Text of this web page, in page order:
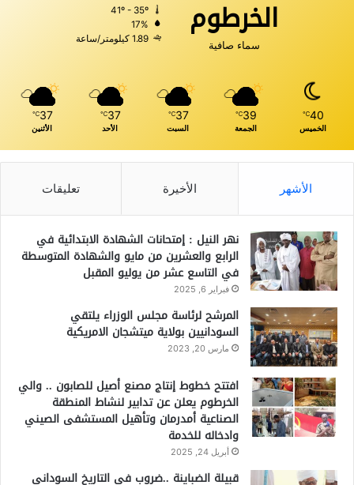
الخرطوم
سماء صافية
17%
1.89 كيلومتر/ساعة
40
℃
الخميس
39
℃
الجمعة
37
℃
السبت
37
℃
الأحد
37
℃
الأثنين
الأشهر الأخيرة تعليقات
نهر النيل : إمتحانات الشهادة الابتدائية في
الرابع والعشرين من مايو والشهادة المتوسطة
في التاسع عشر من يوليو المقبل
فبراير 6, 2025
المرشح لرئاسة مجلس الوزراء يلتقي
السودانيين بولاية ميتشجان الامريكية
مارس 20, 2023
افتتح خطوط إنتاج مصنع أصيل للصابون .. والي
الخرطوم يعلن عن تدابير لنشاط المنطقة
الصناعية أمدرمان وتأهيل المستشفى الصيني
وادخاله للخدمة
أبريل 24, 2025
قبيلة الضباينة ..ضروب في التاريخ السوداني